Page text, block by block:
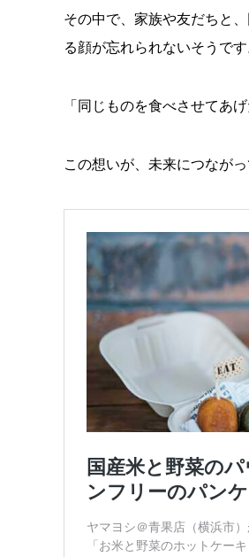
その中で、家族や友だちと
る顔が忘れられないそうです
「同じものを食べさせてあげ
この想いが、未来につながっ